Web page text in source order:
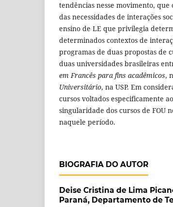
tendências nesse movimento,
das necessidades de interações
ensino de LE que privilegia
determinados contextos de
programas de duas propostas de
duas universidades brasileiras
em Francês para fins acadêmicos,
Universitário, na USP. Em
cursos voltados especificamente
singularidade dos cursos de FOU
naquele período.
BIOGRAFIA DO AUTOR
Deise Cristina de Lima
Paraná, Departamento de